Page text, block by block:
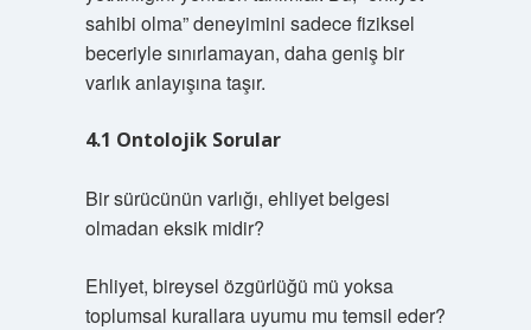
sahibi olma” deneyimini sadece fiziksel
beceriyle sınırlamayan, daha geniş bir
varlık anlayışına taşır.
4.1 Ontolojik Sorular
Bir sürücünün varlığı, ehliyet belgesi
olmadan eksik midir?
Ehliyet, bireysel özgürlüğü mü yoksa
toplumsal kurallara uyumu mu temsil eder?